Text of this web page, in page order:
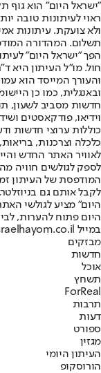
"ישראל היום" הוא גוף
ראוי לעיתונות טובה
ולא צועקת. עיתונות
הפך "ישראל היום"
חול. מו"ל העיתון היא
והעורך המייסד הוא
חדשות מסביב לשעון,
וידיאו, פודקאסטים
כוללות ערוצי חדשות
לאוויר האתר החדש
לספק לגולשים חוויה
המודפסת של העיתון
לקבל אותם גם
היום" מציע לגולשי
היום פתוח להערות,
במייל hayom@israelhayom.co.il.
מבזקים
חדשות
אוכל
תשחץ
ForReal
תרבות
דעות
ספורט
מגזין
העיתון היומי
הורוסקופ